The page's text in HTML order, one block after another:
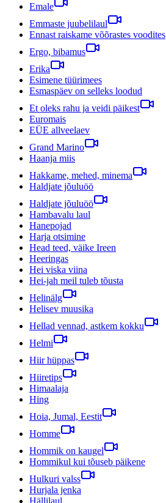
Emale
Emmaste juubelilaul
Ennast raiskame võõrastes voodites
Ergo, bibamus
Erika
Esimene tüürimees
Esmaspäev on selleks loodud
Et oleks rahu ja veidi päikest
Euromais
EÜE allveelaev
Grand Marino
Haanja miis
Hakkame, mehed, minema
Haldjate jõuluöö
Haldjate jõuluöö
Hambavalu laul
Hanepojad
Harja otsimine
Head teed, väike Ireen
Heeringas
Hei viska viina
Hei-jah meil tuleb tõusta
Helinälg
Helisev muusika
Hellad vennad, astkem kokku
Helmi
Hiir hüppas
Hiiretips
Himaalaja
Hing
Hoia, Jumal, Eestit
Homme
Hommik on kaugel
Hommikul kui tõuseb päikene
Hulkuri valss
Hurjala jenka
Hällilaul